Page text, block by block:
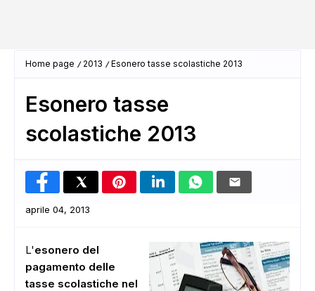
Home page 2013 Esonero tasse scolastiche 2013
Esonero tasse
scolastiche 2013
aprile 04, 2013
L'esonero del
pagamento delle
tasse scolastiche nel